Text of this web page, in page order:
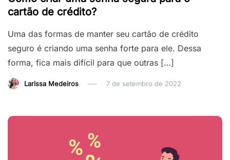
cartão de crédito?
Uma das formas de manter seu cartão de crédito
seguro é criando uma senha forte para ele. Dessa
forma, fica mais difícil para que outras […]
Larissa Medeiros 7 de setembro de 2022